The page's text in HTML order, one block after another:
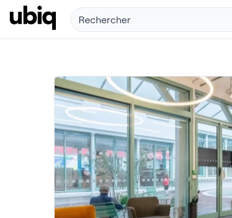
Rechercher